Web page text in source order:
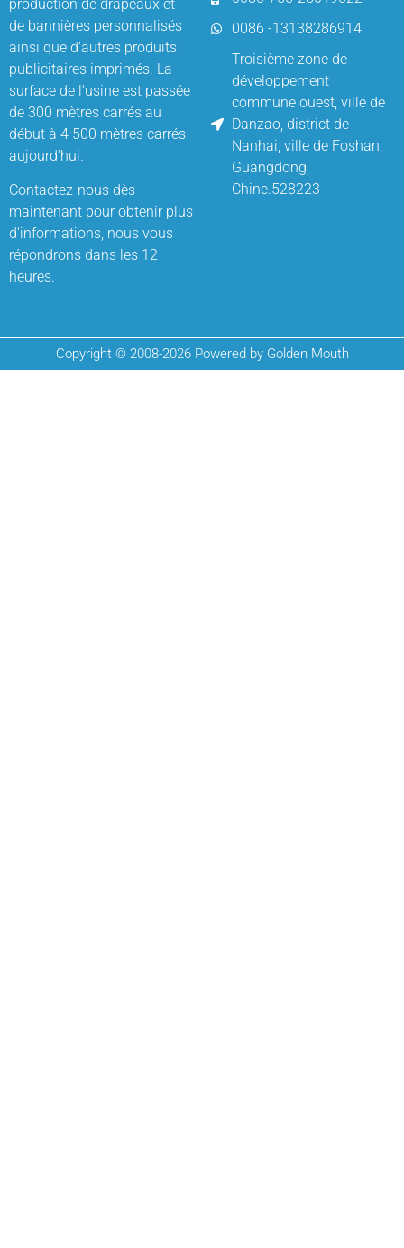
production de drapeaux et
de bannières personnalisés
ainsi que d'autres produits
publicitaires imprimés. La
surface de l'usine est passée
de 300 mètres carrés au
début à 4 500 mètres carrés
aujourd'hui.
Contactez-nous dès
maintenant pour obtenir plus
d'informations, nous vous
répondrons dans les 12
heures.
0086 -13138286914
Troisième zone de
développement
commune ouest, ville de
Danzao, district de
Nanhai, ville de Foshan,
Guangdong,
Chine.528223
Copyright © 2008-2026 Powered by Golden Mouth